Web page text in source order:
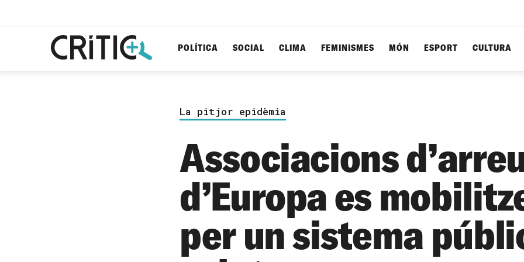
POLÍTICA SOCIAL CLIMA FEMINISMES MÓN ESPORT CULTURA
La pitjor epidèmia
Associacions
d’Europa es
per un sistema